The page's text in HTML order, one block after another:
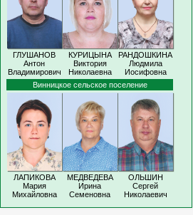
ГЛУШАНОВ
Антон
Владимирович
КУРИЦЫНА
Виктория
Николаевна
РАНДОШКИНА
Людмила
Иосифовна
Винницкое сельское поселение
ЛАПИКОВА
Мария
Михайловна
МЕДВЕДЕВА
Ирина
Семеновна
ОЛЬШИН
Сергей
Николаевич